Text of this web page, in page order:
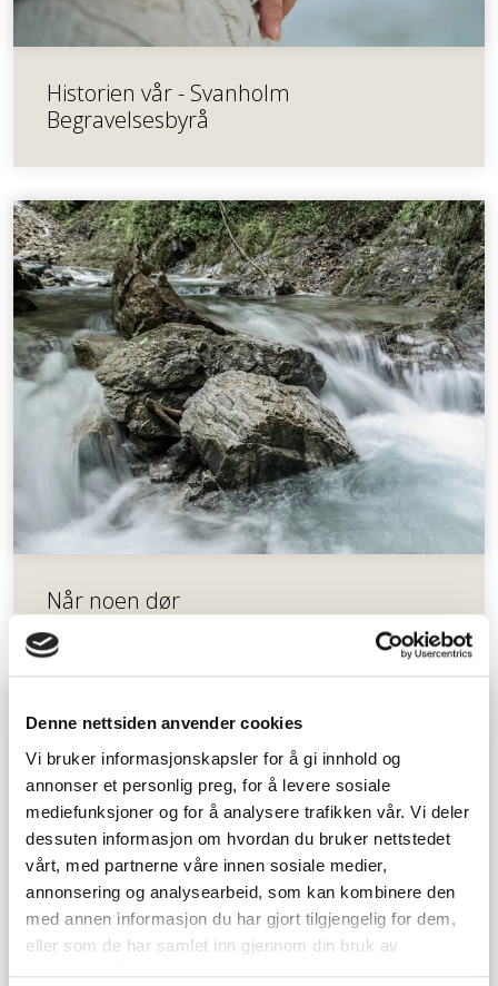
Denne nettsiden anvender cookies
Vi bruker informasjonskapsler for å gi innhold og
annonser et personlig preg, for å levere sosiale
mediefunksjoner og for å analysere trafikken vår. Vi deler
dessuten informasjon om hvordan du bruker nettstedet
vårt, med partnerne våre innen sosiale medier,
annonsering og analysearbeid, som kan kombinere den
med annen informasjon du har gjort tilgjengelig for dem,
eller som de har samlet inn gjennom din bruk av
Historien vår - Svanholm
Begravelsesbyrå
Når noen dør